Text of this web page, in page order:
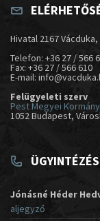
Hivatal 2167
Telefon: +36 27 / 566
Fax: +36 27 / 566 610
E-mail:
Felügyeleti szerv
Pest Megyei
1052 Budapest,
ÜGYINTÉZÉS
Jónásné Héder
aljegyző